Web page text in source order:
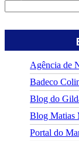
Agência de
Badeco
Blog do
Blog Matias
Portal do